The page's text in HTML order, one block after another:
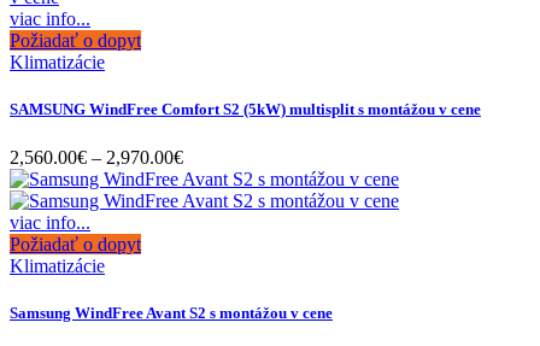
viac info...
Požiadať o dopyt
Klimatizácie
SAMSUNG WindFree Comfort S2 (5kW) multisplit s montážou v cene
2,560.00€ – 2,970.00€Price
range:
2,560.00€
viac info...
Požiadať o dopyt
Klimatizácie
Samsung WindFree Avant S2 s montážou v cene